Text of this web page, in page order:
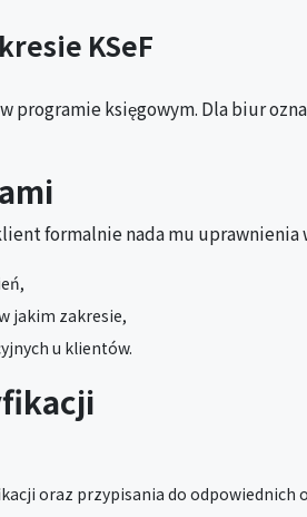
KSeF
księgowym. Dla biur
formalnie nada mu uprawnienia
jakim zakresie,
u klientów.
oraz przypisania do odpowiednich